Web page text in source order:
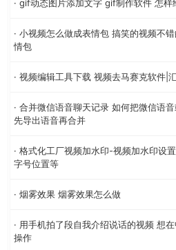
· gif动态图片添加文字 gif制作软件 怎
· 小视频怎么做成表情包 搞笑的视频不
情包
· 视频编辑工具下载 视频去马赛克软件|
· 合并微信语音聊天记录 如何把微信语
先导出语音再合并
· 格式化工厂视频加水印-视频加水印设
字号位置等
· 烟雾效果 烟雾效果怎么做
· 用手机拍了段自我介绍说话的视频 想
操作